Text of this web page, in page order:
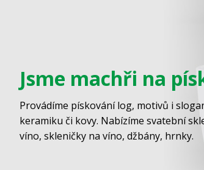
Jsme machři na
Provádíme pískování log, motivů i
keramiku či kovy. Nabízíme svatební
víno, skleničky na víno, džbány, hrnky.